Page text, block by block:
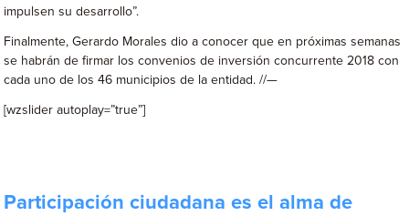
impulsen su desarrollo”.
Finalmente, Gerardo Morales dio a conocer que en próximas semanas
se habrán de firmar los convenios de inversión concurrente 2018 con
cada uno de los 46 municipios de la entidad. //—
[wzslider autoplay=”true”]
Participación ciudadana es el alma de